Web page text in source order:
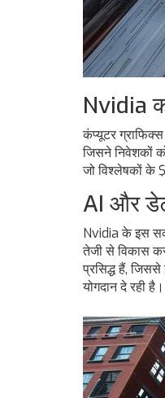
Nvidia
कंप्यूटर
जिसने निवेशकों
जो विश्लेषकों के
AI और
Nvidia के इस
तेजी से विकास
प्रसिद्ध हैं,
योगदान दे रही है।